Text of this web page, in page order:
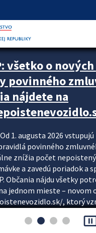
obsah
posun upútavok
všetko o
povinného
nájdete na
1. augusta 2026
povinného
znížia počet
a zavedú poriadok a
Občania nájdu všetky
jednom mieste –
, ktorý
(SLASPO) a